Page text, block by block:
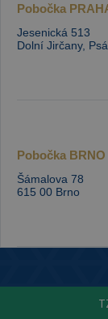
Pobočka
Jesenická 513
Dolní Jirčany,
Pobočka BRNO
Šámalova 78
615 00 Brno